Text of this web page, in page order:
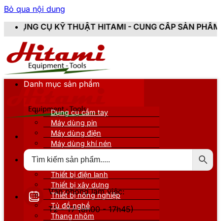
Bỏ qua nội dung
HITAMI - CUNG CẤP SẢN PHẨM CHÍNH HÃNG,
Văn phòng làm việc:
T2 - T7 (8h00 - 17h45)
Danh mục sản phẩm
Dụng cụ cầm tay
Máy dùng pin
Máy dùng điện
Máy dùng khí nén
Thiết bị nâng đỡ
Thiết bị điện lạnh
Thiết bị xây dựng
Thiết bị nông nghiệp
Tủ đồ nghề
Thang nhôm